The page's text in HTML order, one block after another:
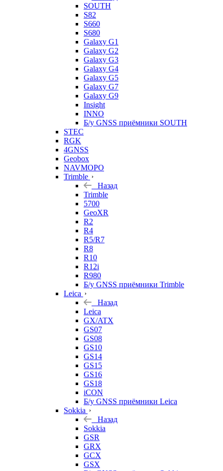
SOUTH
S82
S660
S680
Galaxy G1
Galaxy G2
Galaxy G3
Galaxy G4
Galaxy G5
Galaxy G7
Galaxy G9
Insight
INNO
Б/у GNSS приёмники SOUTH
STEC
RGK
4GNSS
Geobox
NAVMOPO
Trimble
Назад
Trimble
5700
GeoXR
R2
R4
R5/R7
R8
R10
R12i
R980
Б/у GNSS приёмники Trimble
Leica
Назад
Leica
GX/ATX
GS07
GS08
GS10
GS14
GS15
GS16
GS18
iCON
Б/у GNSS приёмники Leica
Sokkia
Назад
Sokkia
GSR
GRX
GCX
GSX